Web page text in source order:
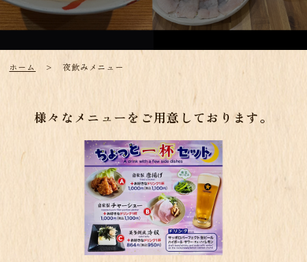
ホーム > 夜飲みメニュー
様々なメニューをご用意しております。